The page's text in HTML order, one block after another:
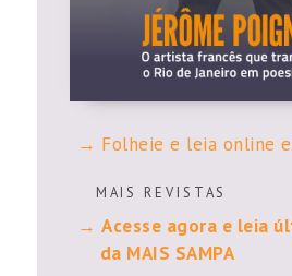
Folheie e leia online
M A I S R E V I S T A S
Acesse agora e leia
da MAIS SAMPA